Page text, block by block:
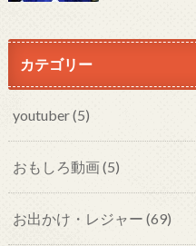
カテゴリー
youtuber (5)
おもしろ動画 (5)
お出かけ・レジャー (69)